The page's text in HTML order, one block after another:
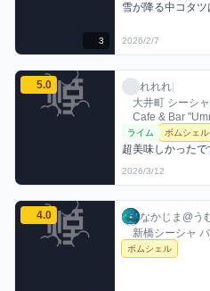
3
雪が降る中コタ
2026/2/7
れれれのボムシェルミックスを
5.0 れれれ / お店
れれれ
大井町 シーシ
Cafe & Bar
利用フレーバ
ライム ボムシェル
コメント
超美味しかったで
評価
2026/3/12
なかじま@うむむ大井町のボ
4.0 なかじま@
なかじま@う
新橋シーシャ
利用フレーバ
ボムシェル
評価